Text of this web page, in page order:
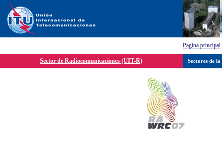
Pagína principal
Sector de Radiocomunicaciones (UIT-R) Sectores de